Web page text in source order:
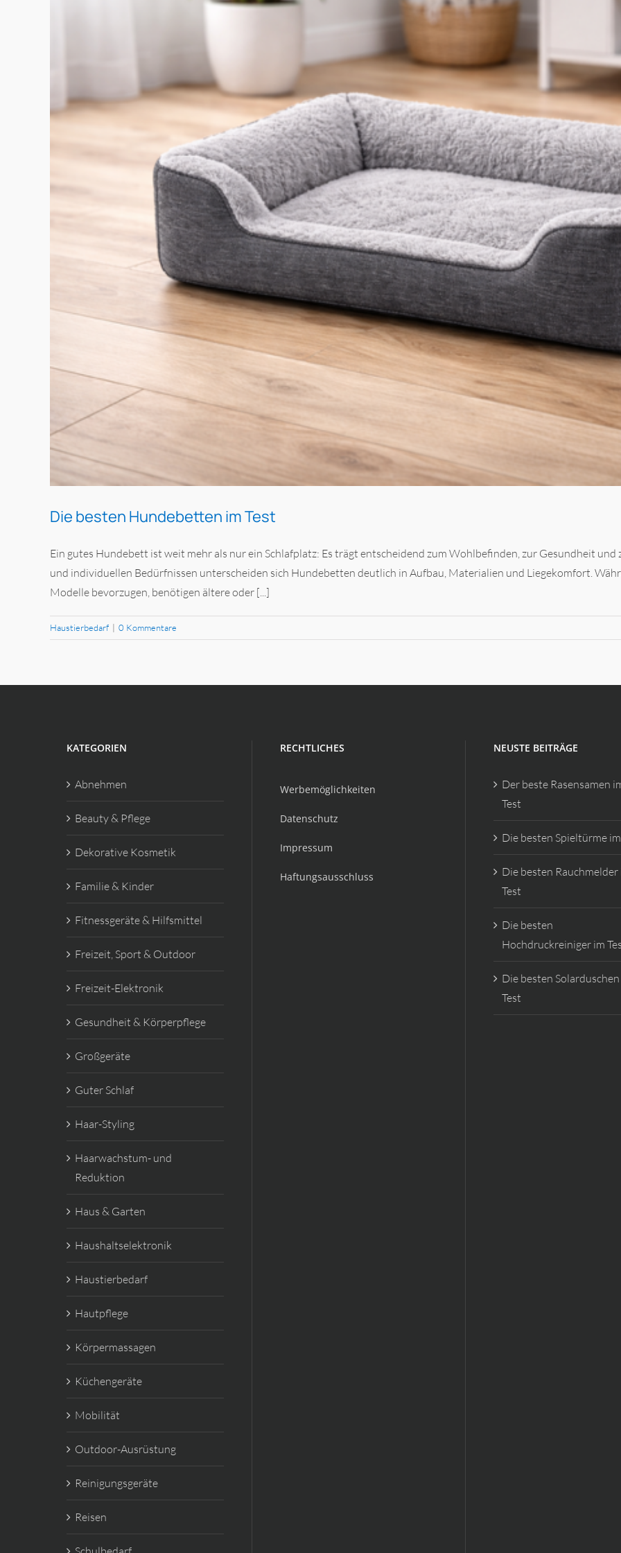
Die besten Hundebetten im Test
Ein gutes Hundebett ist weit mehr als nur ein Schlafplatz: Es trägt entscheidend zum Wohlbefinden, zur Gesundheit und
und individuellen Bedürfnissen unterscheiden sich Hundebetten deutlich in Aufbau, Materialien und Liegekomfort.
Modelle bevorzugen, benötigen ältere oder [...]
Haustierbedarf | 0 Kommentare
KATEGORIEN
Abnehmen
Beauty & Pflege
Dekorative Kosmetik
Familie & Kinder
Fitnessgeräte & Hilfsmittel
Freizeit, Sport & Outdoor
Freizeit-Elektronik
Gesundheit & Körperpflege
Großgeräte
Guter Schlaf
Haar-Styling
Haarwachstum- und
Reduktion
Haus & Garten
Haushaltselektronik
Haustierbedarf
Hautpflege
Körpermassagen
Küchengeräte
Mobilität
Outdoor-Ausrüstung
Reinigungsgeräte
Reisen
RECHTLICHES
Werbemöglichkeiten
Datenschutz
Impressum
Haftungsausschluss
NEUSTE BEITRÄGE
Der beste Rasensamen
Test
Die besten Spieltürme
Die besten Rauchmelder
Test
Die besten
Hochdruckreiniger im
Die besten
Test